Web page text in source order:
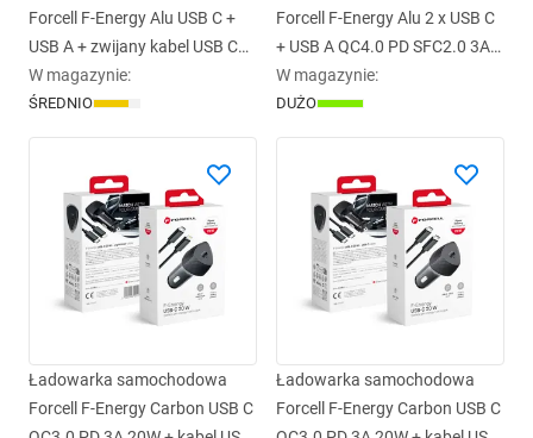
Forcell F-Energy Alu USB C +
USB A + zwijany kabel USB C
PD QC4.0 SFC2.0 3A 75W
czarna
W magazynie:
ŚREDNIO
Forcell F-Energy Alu 2 x USB C
+ USB A QC4.0 PD SFC2.0 3A
85W szara
W magazynie:
DUŻO
Ładowarka samochodowa
Forcell F-Energy Carbon USB C
Ładowarka samochodowa
Forcell F-Energy Carbon USB C